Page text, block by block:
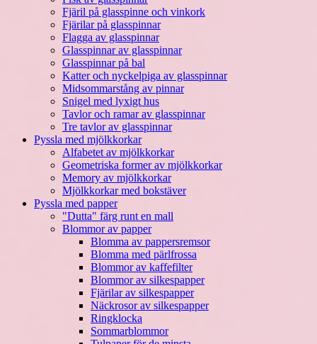
Fjäril på glasspinne och vinkork
Fjärilar på glasspinnar
Flagga av glasspinnar
Glasspinnar av glasspinnar
Glasspinnar på bal
Katter och nyckelpiga av glasspinnar
Midsommarstång av pinnar
Snigel med lyxigt hus
Tavlor och ramar av glasspinnar
Tre tavlor av glasspinnar
Pyssla med mjölkkorkar
Alfabetet av mjölkkorkar
Geometriska former av mjölkkorkar
Memory av mjölkkorkar
Mjölkkorkar med bokstäver
Pyssla med papper
"Dutta" färg runt en mall
Blommor av papper
Blomma av pappersremsor
Blomma med pärlfrossa
Blommor av kaffefilter
Blommor av silkespapper
Fjärilar av silkespapper
Näckrosor av silkespapper
Ringklocka
Sommarblommor